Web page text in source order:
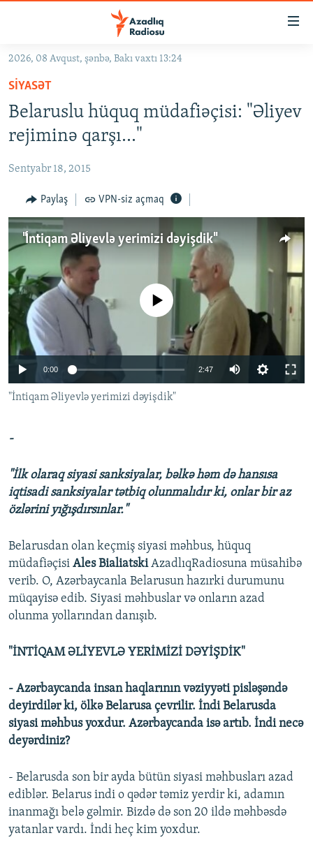
Əsas
qayıt
Əsas
naviqasiyaya
qayıt
Axtarışa
GÜNDƏM
#İZAHLA
#ƏSLINDƏ
FƏRQƏ BAX
QANUNI DOĞRU
ARAŞDIRMA
MULTIMEDIA
VIDEO
FOTOQALEREYA
İNFOQRAFIKA
KARIKATURA
RADIO ARXIV
OXU ZALI
AZƏRBAYCAN ƏDƏBIYYATI KITABXANASI
İSLAM VƏ DEMOKRATIYA
İZ - MƏDƏNIYYƏT PROQRAMI
HAQQIMIZDA
MISSIYAMIZ
PEŞƏ ETIKASI VƏ JURNALISTIKA STANDARTLARIMIZ
MATERIALLARIMIZDAN ISTIFADƏ
AZADLIQRADIOSU MOBIL TELEFONUNUZDA
BIZI IZLƏ
RFE/RL-in bütün saytları
2026, 08 Avqust, şənbə, Bakı vaxtı 13:24
SIYASƏT
Belaruslu hüquq müdafiəçisi: "Əliyev
rejiminə qarşı..."
Sentyabr 18, 2015
Paylaş VPN-siz açmaq
"İntiqam Əliyevlə yerimizi dəyişdik"
No media source currently available
0:00 2:47
"İntiqam Əliyevlə yerimizi dəyişdik"
-
"İlk olaraq siyasi sanksiyalar, bəlkə həm də hansısa
iqtisadi sanksiyalar tətbiq olunmalıdır ki, onlar bir az
özlərini yığışdırsınlar."
Belarusdan olan keçmiş siyasi məhbus, hüquq
müdafiəçisi Ales BialiatskiAzadlıqRadiosuna müsahibə
verib. O, Azərbaycanla Belarusun hazırki durumunu
müqayisə edib. Siyasi məhbuslar və onların azad
olunma yollarından danışıb.
"İNTİQAM ƏLİYEVLƏ YERİMİZİ DƏYİŞDİK"
- Azərbaycanda insan haqlarının vəziyyəti pisləşəndə
deyirdilər ki, ölkə Belarusa çevrilir. İndi Belarusda
siyasi məhbus yoxdur. Azərbaycanda isə artıb. İndi necə
deyərdiniz?
- Belarusda son bir ayda bütün siyasi məhbusları azad
ediblər. Belarus indi o qədər təmiz yerdir ki, adamın
inanmağı belə gəlmir. Bizdə də son 20 ildə məhbəsdə
yatanlar vardı. İndi heç kim yoxdur.